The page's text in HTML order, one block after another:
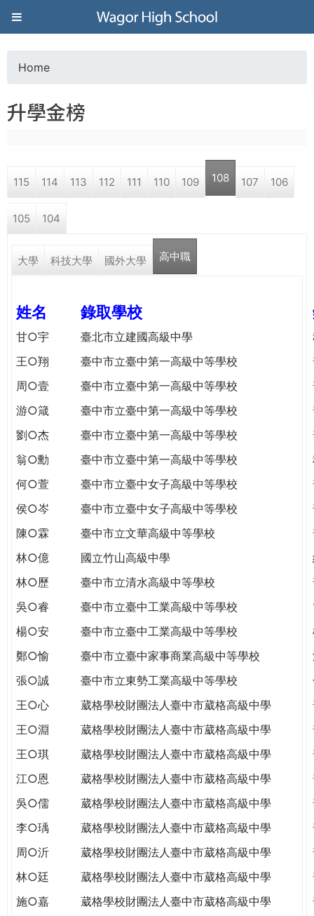
Jump to navigation
葳
格
高
學
格。
民。
TODAY
THE
WORLD
TOMORROW
PUTTING
YOU
THE
PATH
GLOBAL
CITIZENSHIP
o
a
r
e
e
r
e
Home
升學金榜
115 114 113 112 111 110 109 108 107 106
105 104
大學 科技大學 國外大學 高中職
姓名 錄取學校
甘○宇 臺北市立建國高級中學
王○翔
臺中市立臺中第一高級中等學校
周○壹
臺中市立臺中第一高級中等學校
游○箴
臺中市立臺中第一高級中等學校
劉○杰
臺中市立臺中第一高級中等學校
翁○勳
臺中市立臺中第一高級中等學校
何○萱
臺中市立臺中女子高級中等學校
侯○岑
臺中市立臺中女子高級中等學校
陳○霖
臺中市立文華高級中等學校
林○億
國立竹山高級中學
林○歷
臺中市立清水高級中等學校
吳○睿
臺中市立臺中工業高級中等學校
楊○安
臺中市立臺中工業高級中等學校
鄭○愉
臺中市立臺中家事商業高級中等學校
張○誠
臺中市立東勢工業高級中等學校
王○心
葳格學校財團法人臺中市葳格高級中學
王○淵
葳格學校財團法人臺中市葳格高級中學
王○琪
葳格學校財團法人臺中市葳格高級中學
江○恩
葳格學校財團法人臺中市葳格高級中學
吳○儒
葳格學校財團法人臺中市葳格高級中學
李○瑀
葳格學校財團法人臺中市葳格高級中學
周○沂
葳格學校財團法人臺中市葳格高級中學
林○廷
葳格學校財團法人臺中市葳格高級中學
施○嘉
葳格學校財團法人臺中市葳格高級中學